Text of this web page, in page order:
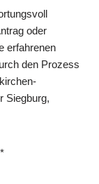
oder
erfahrenen
den Prozess
Siegburg,